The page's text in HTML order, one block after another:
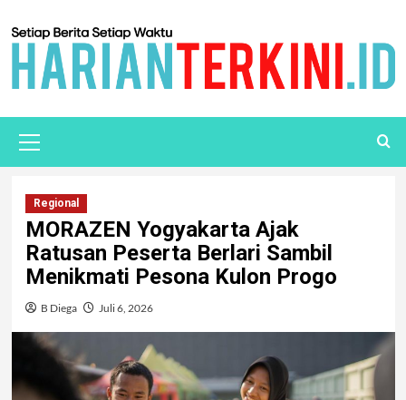
Regional
MORAZEN Yogyakarta Ajak
Ratusan Peserta Berlari Sambil
Menikmati Pesona Kulon Progo
B Diega Juli 6, 2026